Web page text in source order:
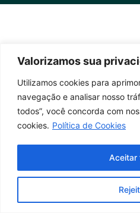
Valorizamos sua
Utilizamos cookies para
navegação e analisar nosso
todos”, você concorda com
cookies. Política de Cookies
Aceitar